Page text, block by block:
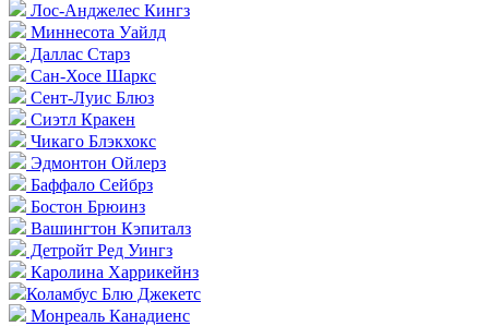
Лос-Анджелес Кингз
Миннесота Уайлд
Даллас Старз
Сан-Хосе Шаркс
Сент-Луис Блюз
Сиэтл Кракен
Чикаго Блэкхокс
Эдмонтон Ойлерз
Баффало Сейбрз
Бостон Брюинз
Вашингтон Кэпиталз
Детройт Ред Уингз
Каролина Харрикейнз
Коламбус Блю Джекетс
Монреаль Канадиенс